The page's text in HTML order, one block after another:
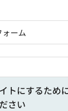
トにするため
さい